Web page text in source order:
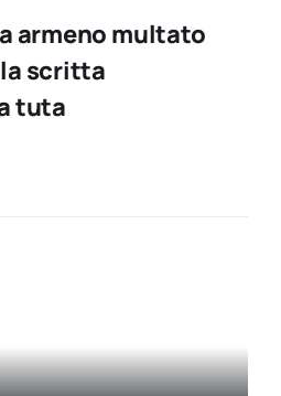
armeno multato
scritta
tuta